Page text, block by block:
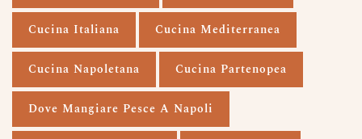
Cucina Italiana Cucina Mediterranea
Cucina Napoletana Cucina Partenopea
Dove Mangiare Pesce A Napoli